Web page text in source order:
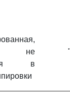
не
в